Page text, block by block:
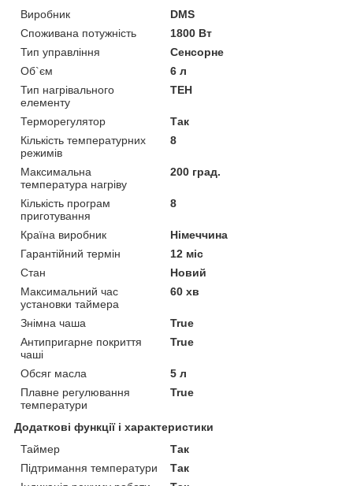
Виробник
DMS
Споживана потужність
1800 Вт
Тип управління
Сенсорне
Об`єм
6 л
Тип нагрівального
елементу
ТЕН
Терморегулятор
Так
Кількість температурних
режимів
8
Максимальна
температура нагріву
200 град.
Кількість програм
приготування
8
Країна виробник
Німеччина
Гарантійний термін
12 міс
Стан
Новий
Максимальний час
установки таймера
60 хв
Знімна чаша
True
Антипригарне покриття
чаші
True
Обсяг масла
5 л
Плавне регулювання
температури
True
Додаткові функції і характеристики
Таймер
Так
Підтримання температури
Так